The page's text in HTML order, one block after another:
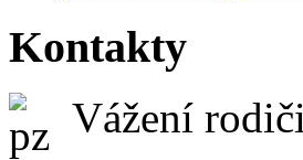
Kontakty
Vážení